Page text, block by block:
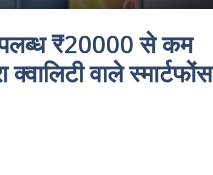
₹20000 से कम
वाले स्मार्टफोंस